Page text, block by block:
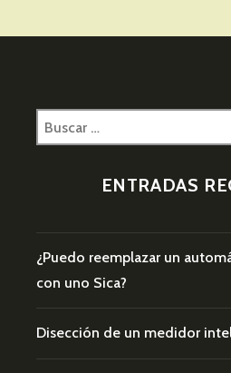
Buscar:
ENTRADAS
¿Puedo reemplazar un
con uno Sica?
Disección de un medidor